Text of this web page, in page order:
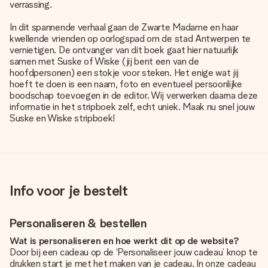
verrassing.
In dit spannende verhaal gaan de Zwarte Madame en haar
kwellende vrienden op oorlogspad om de stad Antwerpen te
vernietigen. De ontvanger van dit boek gaat hier natuurlijk
samen met Suske of Wiske (jij bent een van de
hoofdpersonen) een stokje voor steken. Het enige wat jij
hoeft te doen is een naam, foto en eventueel persoonlijke
boodschap toevoegen in de editor. Wij verwerken daarna deze
informatie in het stripboek zelf, echt uniek. Maak nu snel jouw
Suske en Wiske stripboek!
Info voor je bestelt
Personaliseren & bestellen
Wat is personaliseren en hoe werkt dit op de website?
Door bij een cadeau op de ‘Personaliseer jouw cadeau’ knop te
drukken start je met het maken van je cadeau. In onze cadeau